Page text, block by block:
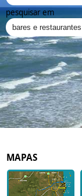
pesquisar em
MAPAS